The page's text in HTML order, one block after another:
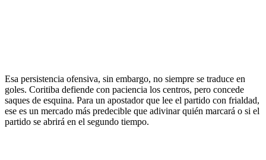
Esa persistencia ofensiva, sin embargo, no siempre se traduce en
goles. Coritiba defiende con paciencia los centros, pero concede
saques de esquina. Para un apostador que lee el partido con frialdad,
ese es un mercado más predecible que adivinar quién marcará o si el
partido se abrirá en el segundo tiempo.